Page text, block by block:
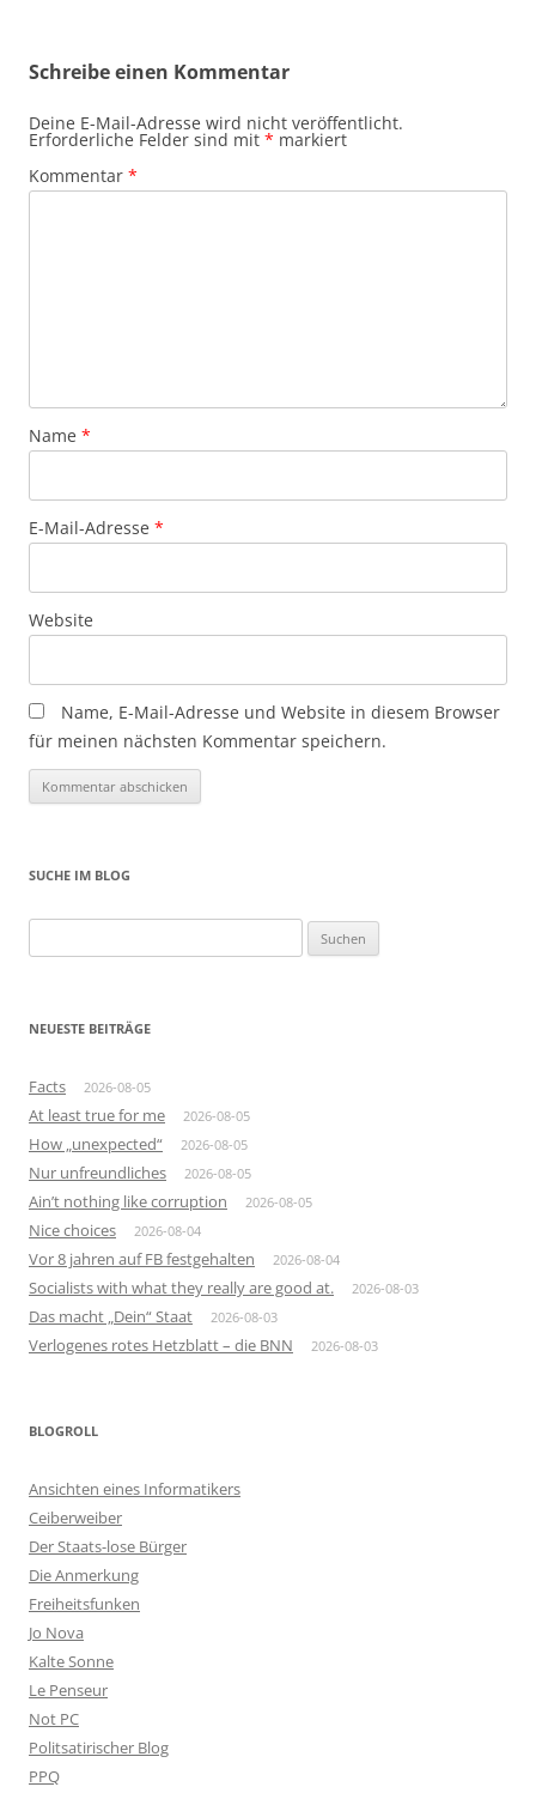
Schreibe einen Kommentar
Deine E-Mail-Adresse wird nicht veröffentlicht.
Erforderliche Felder sind mit * markiert
Kommentar *
Name *
E-Mail-Adresse *
Website
Name, E-Mail-Adresse und Website in diesem Browser
für meinen nächsten Kommentar speichern.
SUCHE IM BLOG
nach:
NEUESTE BEITRÄGE
Facts 2026-08-05
At least true for me 2026-08-05
How „unexpected“ 2026-08-05
Nur unfreundliches 2026-08-05
Ain’t nothing like corruption 2026-08-05
Nice choices 2026-08-04
Vor 8 jahren auf FB festgehalten 2026-08-04
Socialists with what they really are good at. 2026-08-03
Das macht „Dein“ Staat 2026-08-03
Verlogenes rotes Hetzblatt – die BNN 2026-08-03
BLOGROLL
Ansichten eines Informatikers
Ceiberweiber
Der Staats-lose Bürger
Die Anmerkung
Freiheitsfunken
Jo Nova
Kalte Sonne
Le Penseur
Not PC
Politsatirischer Blog
PPQ